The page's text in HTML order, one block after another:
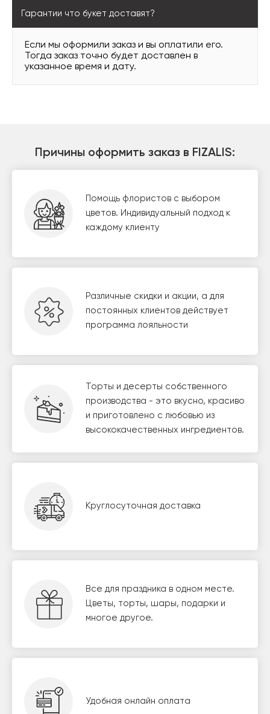
Гарантии что букет доставят?
Если мы оформили заказ и вы оплатили его.
Тогда заказ точно будет доставлен в
указанное время и дату.
Причины оформить заказ в FIZALIS:
Помощь флористов с выбором
цветов. Индивидуальный подход к
каждому клиенту
Различные скидки и акции, а для
постоянных клиентов действует
программа лояльности
Торты и десерты собственного
производства - это вкусно, красиво
и приготовлено с любовью из
высококачественных ингредиентов.
Круглосуточная доставка
Все для праздника в одном месте.
Цветы, торты, шары, подарки и
многое другое.
Удобная онлайн оплата